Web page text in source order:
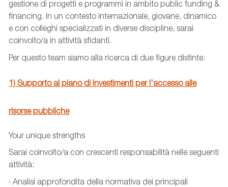
gestione di progetti e programmi in ambito public funding &
financing. In un contesto internazionale, giovane, dinamico
e con colleghi specializzati in diverse discipline, sarai
coinvolto/a in attività sfidanti.
Per questo team siamo alla ricerca di due figure distinte:
1) Supporto al piano di investimenti per l'accesso alle
risorse pubbliche
Your unique strengths
Sarai coinvolto/a con crescenti responsabilità nelle seguenti
attività:
· Analisi approfondita della normativa dei principali